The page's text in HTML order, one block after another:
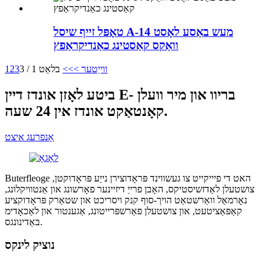
טאָפּל זייף שיסל A-14 מעש באַסע לאָסט
וואַקס קאַסטינג כאַנדיקראַפץ
1 23 ווייַטער >>> בלאַט 1 / 3
ביטע לאָזן אונדז דיין E- בריוו און מיר וועלן
קאָנטאַקט אונדז אין 24 שעה.
אָנפרעג איצט
Buterfleoge האט די פיייקייט צו געשווינד פּראָדוצירן נייַע פּראָדוקטן,
צושטעלן לאַדזשיסטיקס, האָבן פרייַ דיזיינער פאָרשונג און אַנטוויקלונג,
נאָרמאַל וואַרשטאַט הויך-סוף קנק ויסריכט און שטאַרק פּראָדוקציע
קאַפּאַציטעט, און צושטעלן פאַרשפּרייטונג, אַגענטור און לאַכאָדימ
באַדינונגס.
נוציק לינקס